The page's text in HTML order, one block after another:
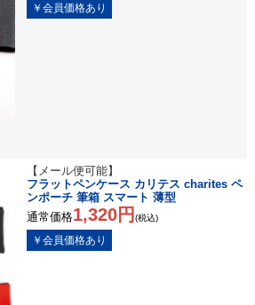
【メール便可能】
フラットペンケース カリテス charites ペ
ンポーチ 筆箱 スマート 薄型
通常価格1,320円 (税込)